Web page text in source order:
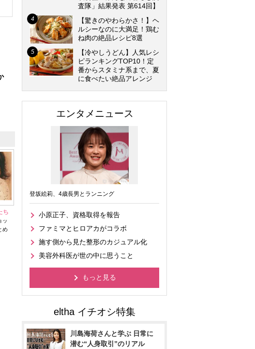
ち
ッ
め
査隊」結果発表 第614回】
【驚きのやわらかさ！】ヘ
ルシーなのに大満足！鶏む
ね肉の絶品レシピ8選
【冷やしうどん】人気レシ
ピランキングTOP10！定
番からスタミナ系まで、夏
に食べたい絶品アレンジ
エンタメニュース
登坂絵莉、4歳長男とランニング
小原正子、資格取得を報告
ファミマとヒロアカがコラボ
施す側から見た整形のカジュアル化
美容外科医が世の中に思うこと
もっと見る
川島海荷さんと学ぶ 日常に
潜む“人身取引”のリアル